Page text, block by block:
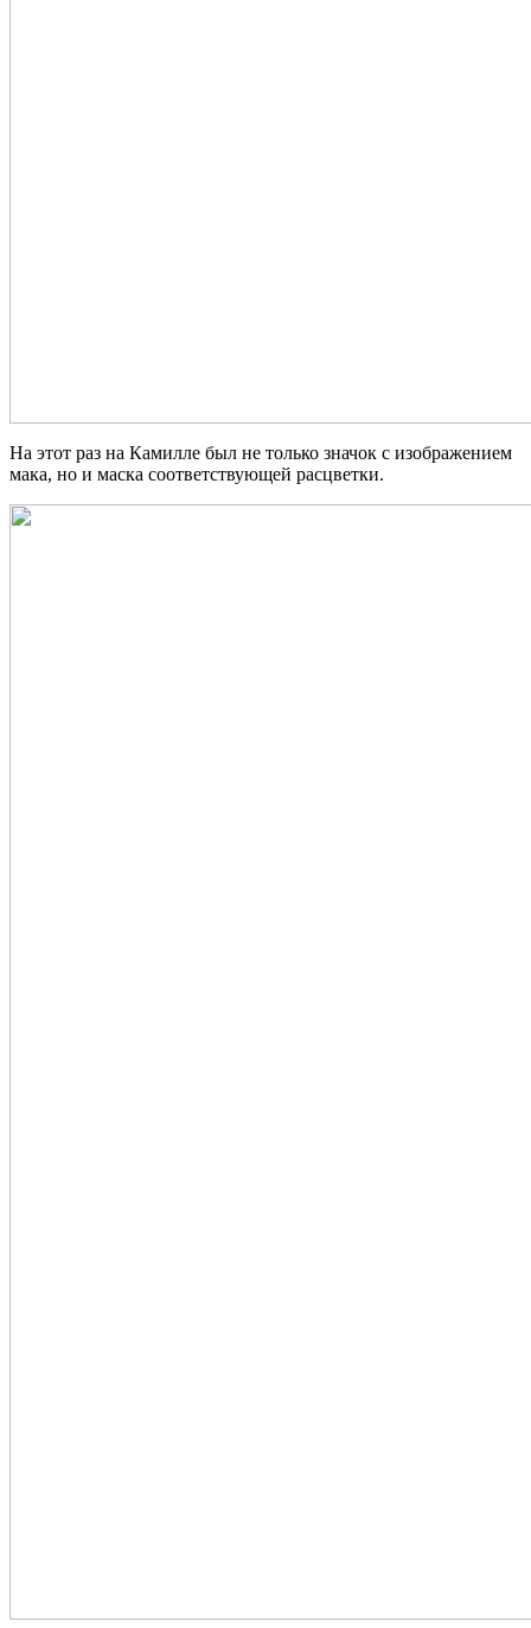
На этот раз на Камилле был не только значок с изображением
мака, но и маска соответствующей расцветки.